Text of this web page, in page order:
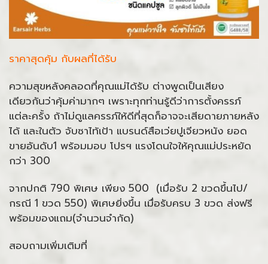
ราคาสุดคุ้ม กับผลที่ได้รับ
ความสุขหลังคลอดที่คุณแม่ได้รับ ต่างพูดเป็นเสียง
เดียวกันว่าคุ้มค่ามากๆ เพราะทุกท่านรู้ดีว่าการตั้งครรภ์
แต่ละครั้ง ถ้าไม่ดูแลครรภ์ให้ดีที่สุดก็อาจจะเสียดายภายหลัง
ได้ และในตัว จับซาไท้เป้า แบรนด์สือเว่ยปูเจียวหนัง ยอด
ขายอันดับ1 พร้อมมอบ โปรฯ แรงโดนใจให้คุณแม่ประหยัด
กว่า 300
จากปกติ 790 พิเศษ เพียง 500 (เมื่อรับ 2 ขวดขึ้นไป/
กรณี 1 ขวด 550) พิเศษยิ่งขึ้น เมื่อรับครบ 3 ขวด ส่งฟรี
พร้อมของแถม(จำนวนจำกัด)
สอบถามเพิ่มเติมที่